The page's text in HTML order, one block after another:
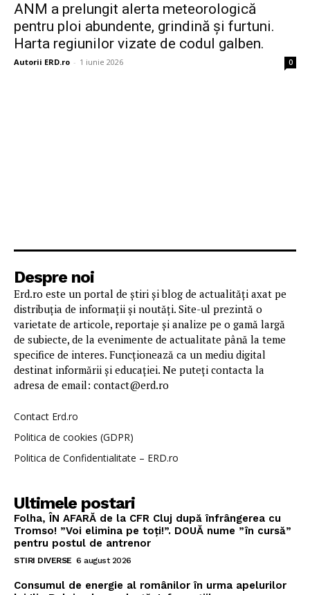
ANM a prelungit alerta meteorologică
pentru ploi abundente, grindină și furtuni.
Harta regiunilor vizate de codul galben.
Autorii ERD.ro - 1 iunie 2026 0
Despre noi
Erd.ro este un portal de știri și blog de actualități axat pe
distribuția de informații și noutăți. Site-ul prezintă o
varietate de articole, reportaje și analize pe o gamă largă
de subiecte, de la evenimente de actualitate până la teme
specifice de interes. Funcționează ca un mediu digital
destinat informării și educației. Ne puteți contacta la
adresa de email: contact@erd.ro
Contact Erd.ro
Politica de cookies (GDPR)
Politica de Confidentialitate – ERD.ro
Ultimele postari
Folha, ÎN AFARĂ de la CFR Cluj după înfrângerea cu
Tromso! ”Voi elimina pe toți!”. DOUĂ nume ”în cursă”
pentru postul de antrenor
STIRI DIVERSE 6 august 2026
Consumul de energie al românilor în urma apelurilor